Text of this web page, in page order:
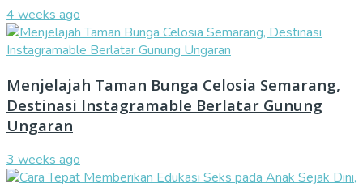
4 weeks ago
Menjelajah Taman Bunga Celosia Semarang,
Destinasi Instagramable Berlatar Gunung
Ungaran
3 weeks ago